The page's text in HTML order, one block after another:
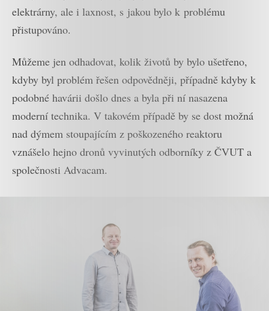
elektrárny, ale i laxnost, s jakou bylo k problému
přistupováno.
Můžeme jen odhadovat, kolik životů by bylo ušetřeno,
kdyby byl problém řešen odpovědněji, případně kdyby k
podobné havárii došlo dnes a byla při ní nasazena
moderní technika. V takovém případě by se dost možná
nad dýmem stoupajícím z poškozeného reaktoru
vznášelo hejno dronů vyvinutých odborníky z ČVUT a
společnosti Advacam.